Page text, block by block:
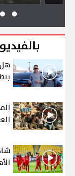
بالفيديو
هل